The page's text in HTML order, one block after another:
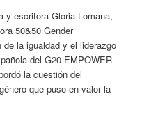
y escritora Gloria Lomana,
50&50 Gender
la igualdad y el liderazgo
del G20 EMPOWER
la cuestión del
que puso en valor la